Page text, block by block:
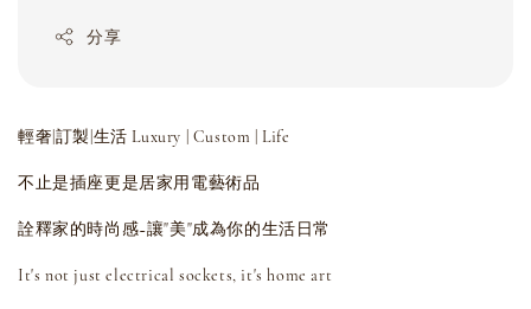
分享
輕奢|訂製|生活 Luxury | Custom | Life
不止是插座更是居家用電藝術品
詮釋家的時尚感~讓"美"成為你的生活日常
It's not just electrical sockets, it's home art